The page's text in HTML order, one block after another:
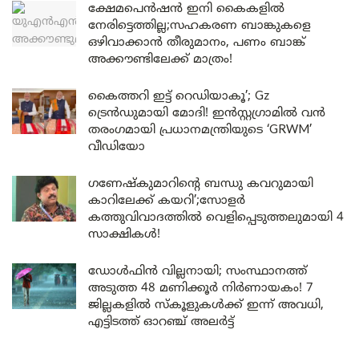
ക്ഷേമപെൻഷൻ ഇനി കൈകളിൽ
നേരിട്ടെത്തില്ല;സഹകരണ ബാങ്കുകളെ
ഒഴിവാക്കാൻ തീരുമാനം, പണം ബാങ്ക്
അക്കൗണ്ടിലേക്ക് മാത്രം!
കൈത്തറി ഇട്ട് റെഡിയാകൂ’; Gz
ട്രെൻഡുമായി മോദി! ഇൻസ്റ്റഗ്രാമിൽ വൻ
തരംഗമായി പ്രധാനമന്ത്രിയുടെ ‘GRWM’
വീഡിയോ
ഗണേഷ്കുമാറിന്റെ ബന്ധു കവറുമായി
കാറിലേക്ക് കയറി’;സോളർ
കത്തുവിവാദത്തിൽ വെളിപ്പെടുത്തലുമായി 4
സാക്ഷികൾ!
ഡോൾഫിൻ വില്ലനായി; സംസ്ഥാനത്ത്
അടുത്ത 48 മണിക്കൂർ നിർണായകം! 7
ജില്ലകളിൽ സ്കൂളുകൾക്ക് ഇന്ന് അവധി,
എട്ടിടത്ത് ഓറഞ്ച് അലർട്ട്